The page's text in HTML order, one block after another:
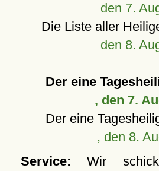
den 7.
Die Liste aller
den 8.
Der eine
, den 7.
Der eine
, den 8.
Service: Wir